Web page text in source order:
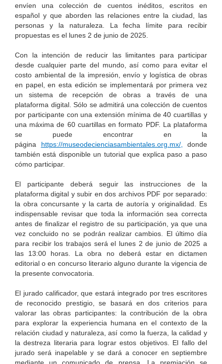
envíen una colección de cuentos inéditos, escritos en
español y que aborden las relaciones entre la ciudad, las
personas y la naturaleza. La fecha límite para recibir
propuestas es el lunes 2 de junio de 2025.
Con la intención de reducir las limitantes para participar
desde cualquier parte del mundo, así como para evitar el
costo ambiental de la impresión, envío y logística de obras
en papel, en esta edición se implementará por primera vez
un sistema de recepción de obras a través de una
plataforma digital. Sólo se admitirá una colección de cuentos
por participante con una extensión mínima de 40 cuartillas y
una máxima de 60 cuartillas en formato PDF. La plataforma
se puede encontrar en la
página https://museodecienciasambientales.org.mx/,
donde
también está disponible un tutorial que explica paso a paso
cómo participar.
El participante deberá seguir las instrucciones de la
plataforma digital y subir en dos archivos PDF por separado:
la obra concursante y la carta de autoría y originalidad. Es
indispensable revisar que toda la información sea correcta
antes de finalizar el registro de su participación, ya que una
vez concluido no se podrán realizar cambios. El último día
para recibir los trabajos será el lunes 2 de junio de 2025 a
las 13:00 horas. La obra no deberá estar en dictamen
editorial o en concurso literario alguno durante la vigencia de
la presente convocatoria.
El jurado calificador, que estará integrado por tres escritores
de reconocido prestigio, se basará en dos criterios para
valorar las obras participantes: la contribución de la obra
para explorar la experiencia humana en el contexto de la
relación ciudad y naturaleza, así como la fuerza, la calidad y
la destreza literaria para lograr estos objetivos. El fallo del
jurado será inapelable y se dará a conocer en septiembre
mediante un comunicado de prensa. La premiación se